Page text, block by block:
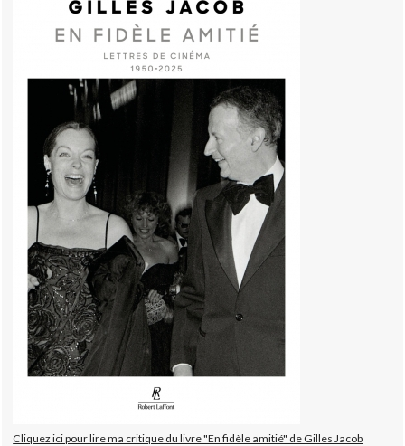
Cliquez ici pour lire ma critique du livre "En fidèle amitié" de Gilles Jacob